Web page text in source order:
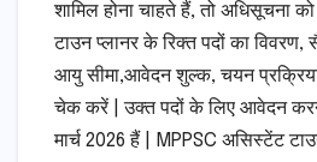
शामिल होना चाहते हैं, तो अधिसूचना
टाउन प्लानर के रिक्त पदों का विवरण,
आयु सीमा,आवेदन शुल्क, चयन प्रक्रिया
चेक करें | उक्त पदों के लिए आवेदन
मार्च 2026 हैं | MPPSC असिस्टेंट